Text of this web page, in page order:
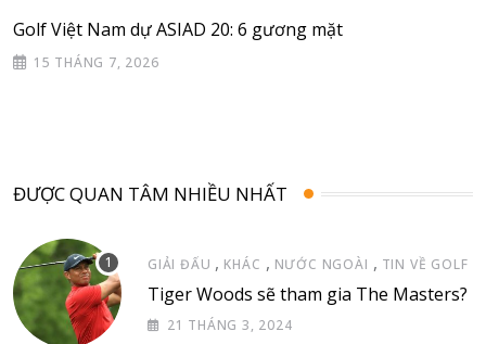
Golf Việt Nam dự ASIAD 20: 6 gương mặt
15 THÁNG 7, 2026
ĐƯỢC QUAN TÂM NHIỀU NHẤT
GIẢI ĐẤU , KHÁC , NƯỚC NGOÀI , TIN VỀ GOLF
Tiger Woods sẽ tham gia The Masters?
21 THÁNG 3, 2024